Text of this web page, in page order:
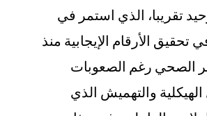
تقريبا، الذي استمر في
تحقيق الأرقام الإيجابية منذ
الصحي رغم الصعوبات
والتهميش الذي